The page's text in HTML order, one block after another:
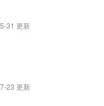
31 更新
23 更新